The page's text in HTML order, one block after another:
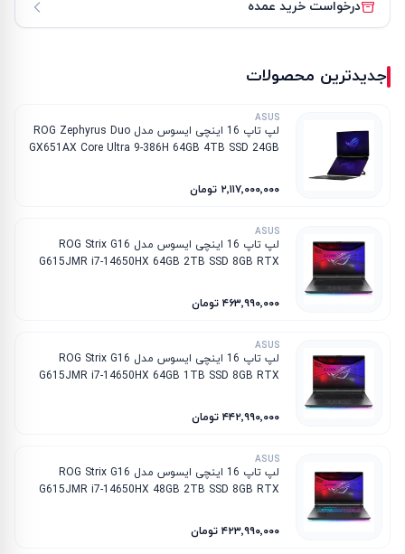
درخواست خرید عمده
جدیدترین محصولات
ASUS
لپ تاپ 16 اینچی ایسوس مدل ROG Zephyrus Duo
GX651AX Core Ultra 9-386H 64GB 4TB SSD 24GB
۲٬۱۱۷٬۰۰۰٬۰۰۰ تومان
ASUS
لپ تاپ 16 اینچی ایسوس مدل ROG Strix G16
G615JMR i7-14650HX 64GB 2TB SSD 8GB RTX
۴۶۳٬۹۹۰٬۰۰۰ تومان
ASUS
لپ تاپ 16 اینچی ایسوس مدل ROG Strix G16
G615JMR i7-14650HX 64GB 1TB SSD 8GB RTX
۴۴۲٬۹۹۰٬۰۰۰ تومان
ASUS
لپ تاپ 16 اینچی ایسوس مدل ROG Strix G16
G615JMR i7-14650HX 48GB 2TB SSD 8GB RTX
۴۲۳٬۹۹۰٬۰۰۰ تومان